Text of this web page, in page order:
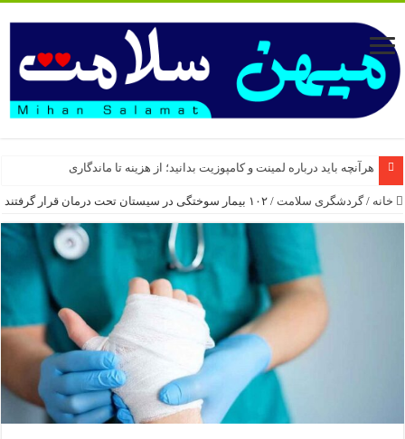
هرآنچه باید درباره لمینت و کامپوزیت بدانید؛ از هزینه تا ماندگاری
خانه / گردشگری سلامت / ۱۰۲ بیمار سوختگی در سیستان تحت درمان قرار گرفتند